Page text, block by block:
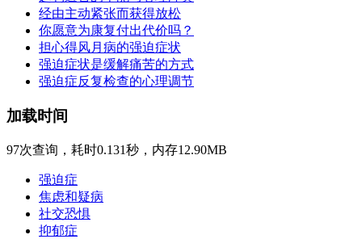
经由主动紧张而获得放松
你愿意为康复付出代价吗？
担心得风月病的强迫症状
强迫症状是缓解痛苦的方式
强迫症反复检查的心理调节
加载时间
97次查询，耗时0.131秒，内存12.90MB
强迫症
焦虑和疑病
社交恐惧
抑郁症